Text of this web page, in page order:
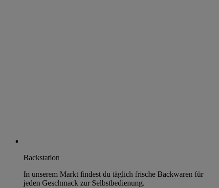
Backstation
In unserem Markt findest du täglich frische Backwaren für
jeden Geschmack zur Selbstbedienung.